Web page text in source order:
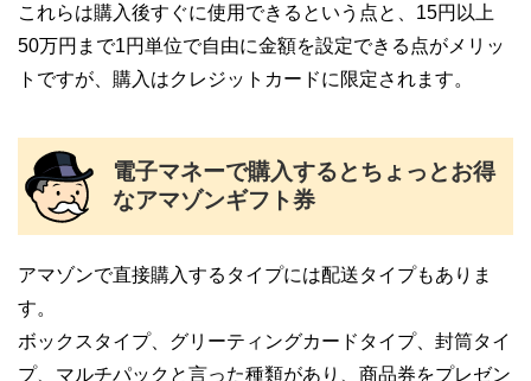
これらは購入後すぐに使用できるという点と、15円以上
50万円まで1円単位で自由に金額を設定できる点がメリッ
トですが、購入はクレジットカードに限定されます。
電子マネーで購入するとちょっとお得
なアマゾンギフト券
アマゾンで直接購入するタイプには配送タイプもありま
す。
ボックスタイプ、グリーティングカードタイプ、封筒タイ
プ、マルチパックと言った種類があり、商品券をプレゼン